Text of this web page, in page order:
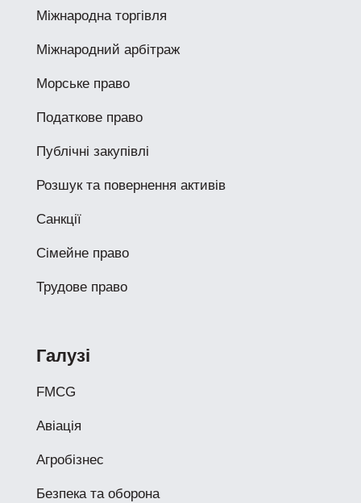
Міжнародна торгівля
Міжнародний арбітраж
Морське право
Податкове право
Публічні закупівлі
Розшук та повернення активів
Санкції
Сімейне право
Трудове право
Галузі
FMCG
Авіація
Агробізнес
Безпека та оборона